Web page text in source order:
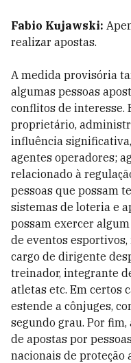
Fabio Kujawski:
realizar apostas.
A medida provisória
algumas pessoas
conflitos de interesse.
proprietário,
influência
agentes operadores;
relacionado à
pessoas que possam
sistemas de loteria e
possam exercer
de eventos
cargo de dirigente
treinador, integrante
atletas etc. Em certos
estende a cônjuges,
segundo grau. Por fim,
de apostas por
nacionais de proteção